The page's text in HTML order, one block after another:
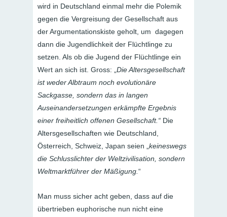
wird in Deutschland einmal mehr die Polemik
gegen die Vergreisung der Gesellschaft aus
der Argumentationskiste geholt, um dagegen
dann die Jugendlichkeit der Flüchtlinge zu
setzen. Als ob die Jugend der Flüchtlinge ein
Wert an sich ist. Gross: „Die Altersgesellschaft
ist weder Albtraum noch evolutionäre
Sackgasse, sondern das in langen
Auseinandersetzungen erkämpfte Ergebnis
einer freiheitlich offenen Gesellschaft.“ Die
Altersgesellschaften wie Deutschland,
Österreich, Schweiz, Japan seien „keineswegs
die Schlusslichter der Weltzivilisation, sondern
Weltmarktführer der Mäßigung.“
Man muss sicher acht geben, dass auf die
übertrieben euphorische nun nicht eine